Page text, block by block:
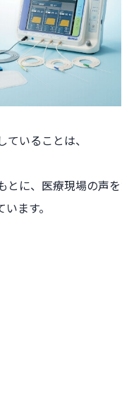
ていることは、
とに、医療現場の声
ます。